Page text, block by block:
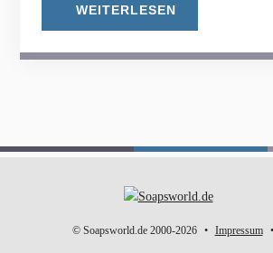
WEITERLESEN
© Soapsworld.de 2000-2026 Impressum